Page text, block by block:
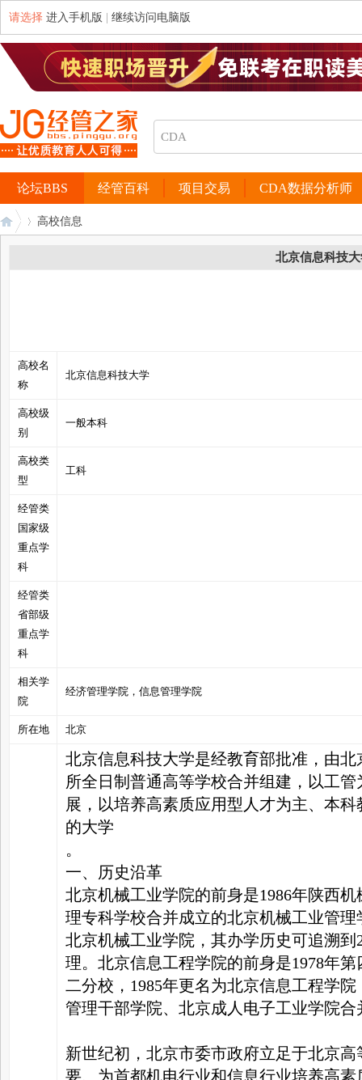
请选择 进入手机版 继续访问电脑版
经管百科 项目交易 CDA数据分析师
论坛BBS
高校信息
北京信息科技
高校名
称
北京信息科技大学
高校级
别
一般本科
高校类
型
工科
经管类
国家级
重点学
科
经管类
省部级
重点学
科
相关学
院
经济管理学院，信息管理学院
所在地 北京
北京信息科技大学是经教育部批准，由
所全日制普通高等学校合并组建，以工
展，以培养高素质应用型人才为主、本
的大学
。
一、历史沿革
北京机械工业学院的前身是1986年陕西
理专科学校合并成立的北京机械工业管
北京机械工业学院，其办学历史可追溯到
理。北京信息工程学院的前身是1978年
二分校，1985年更名为北京信息工程学
管理干部学院、北京成人电子工业学院
新世纪初，北京市委市政府立足于北京
要、为首都机电行业和信息行业培养高